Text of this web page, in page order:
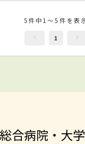
5件中1～5件を表
1
合病院・大